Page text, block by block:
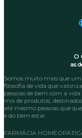
O
as
Somos muito mais que
filosofia de vida que
pessoas de bem com a
mix de produtos,
até mesmo pessoas que
e do bem estar.
FARMÁCIA